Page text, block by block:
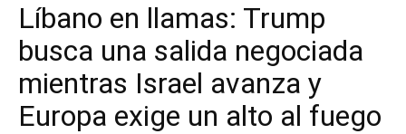
RADIO
Líbano en llamas: Trump
busca una salida negociada
mientras Israel avanza y
Europa exige un alto al fuego